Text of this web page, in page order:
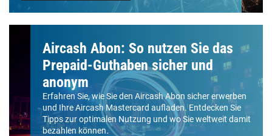
Aircash Abon: So nutzen Sie das
Prepaid-Guthaben sicher und
anonym
Erfahren Sie, wie Sie den Aircash Abon sicher erwerben
und Ihre Aircash Mastercard aufladen. Entdecken Sie
Tipps zur optimalen Nutzung und wo Sie weltweit damit
bezahlen können.